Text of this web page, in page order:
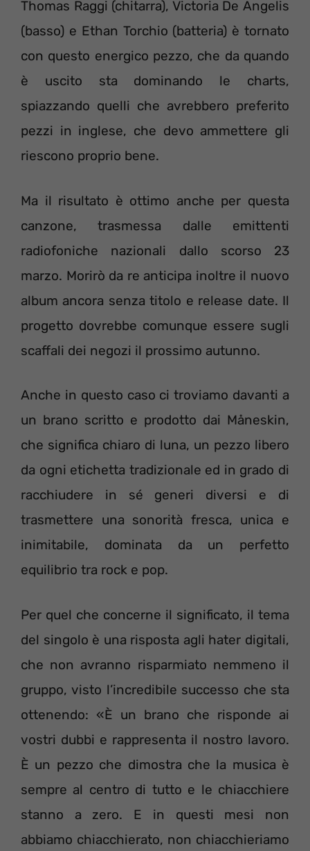
Thomas Raggi (chitarra), Victoria De Angelis
(basso) e Ethan Torchio (batteria) è tornato
con questo energico pezzo, che da quando
è uscito sta dominando le charts,
spiazzando quelli che avrebbero preferito
pezzi in inglese, che devo ammettere gli
riescono proprio bene.
Ma il risultato è ottimo anche per questa
canzone, trasmessa dalle emittenti
radiofoniche nazionali dallo scorso 23
marzo. Morirò da re anticipa inoltre il nuovo
album ancora senza titolo e release date. Il
progetto dovrebbe comunque essere sugli
scaffali dei negozi il prossimo autunno.
Anche in questo caso ci troviamo davanti a
un brano scritto e prodotto dai Måneskin,
che significa chiaro di luna, un pezzo libero
da ogni etichetta tradizionale ed in grado di
racchiudere in sé generi diversi e di
trasmettere una sonorità fresca, unica e
inimitabile, dominata da un perfetto
equilibrio tra rock e pop.
Per quel che concerne il significato, il tema
del singolo è una risposta agli hater digitali,
che non avranno risparmiato nemmeno il
gruppo, visto l’incredibile successo che sta
ottenendo: «È un brano che risponde ai
vostri dubbi e rappresenta il nostro lavoro.
È un pezzo che dimostra che la musica è
sempre al centro di tutto e le chiacchiere
stanno a zero. E in questi mesi non
abbiamo chiacchierato, non chiacchieriamo